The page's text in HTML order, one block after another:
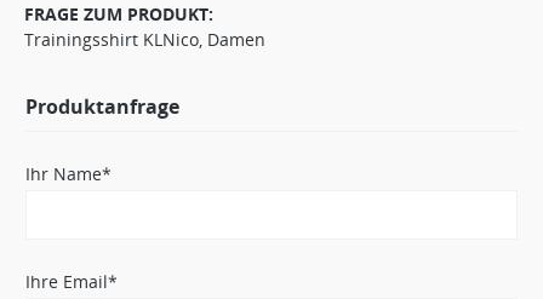
FRAGE ZUM PRODUKT:
Trainingsshirt KLNico, Damen
Produktanfrage
Ihr Name*
Ihre Email*